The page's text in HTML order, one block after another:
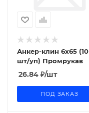
Анкер-клин 6x65 (10
шт/уп) Промрукав
26.84 ₽/шт
ПОД ЗАКАЗ